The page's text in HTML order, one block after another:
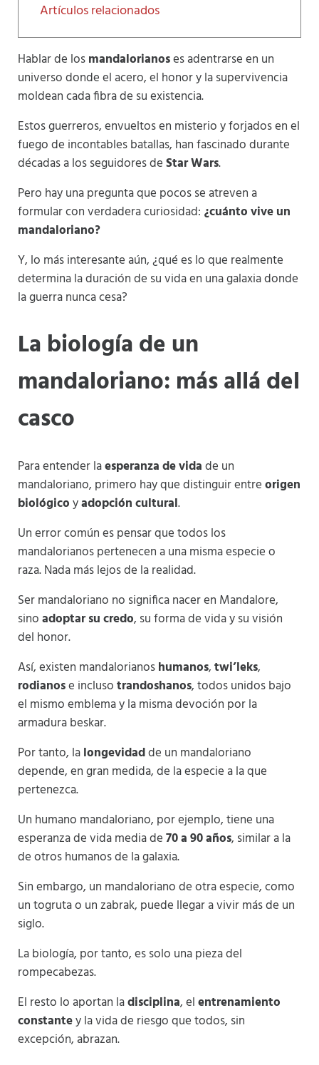
Artículos relacionados
Hablar de losmandalorianoses adentrarse en un
universo donde el acero, el honor y la supervivencia
moldean cada fibra de su existencia.
Estos guerreros, envueltos en misterio y forjados en el
fuego de incontables batallas, han fascinado durante
décadas a los seguidores deStar Wars.
Pero hay una pregunta que pocos se atreven a
formular con verdadera curiosidad: ¿cuánto vive un
mandaloriano?
Y, lo más interesante aún, ¿qué es lo que realmente
determina la duración de su vida en una galaxia donde
la guerra nunca cesa?
La biología de un
mandaloriano: más allá del
casco
Para entender laesperanza de vidade un
mandaloriano, primero hay que distinguir entreorigen
biológicoyadopción cultural.
Un error común es pensar que todos los
mandalorianos pertenecen a una misma especie o
raza. Nada más lejos de la realidad.
Ser mandaloriano no significa nacer en Mandalore,
sinoadoptar su credo, su forma de vida y su visión
del honor.
Así, existen mandalorianoshumanos,twi’leks,
rodianose inclusotrandoshanos, todos unidos bajo
el mismo emblema y la misma devoción por la
armadura beskar.
Por tanto, lalongevidadde un mandaloriano
depende, en gran medida, de la especie a la que
pertenezca.
Un humano mandaloriano, por ejemplo, tiene una
esperanza de vida media de70 a 90 años, similar a la
de otros humanos de la galaxia.
Sin embargo, un mandaloriano de otra especie, como
un togruta o un zabrak, puede llegar a vivir más de un
siglo.
La biología, por tanto, es solo una pieza del
rompecabezas.
El resto lo aportan ladisciplina, elentrenamiento
constantey la vida de riesgo que todos, sin
excepción, abrazan.